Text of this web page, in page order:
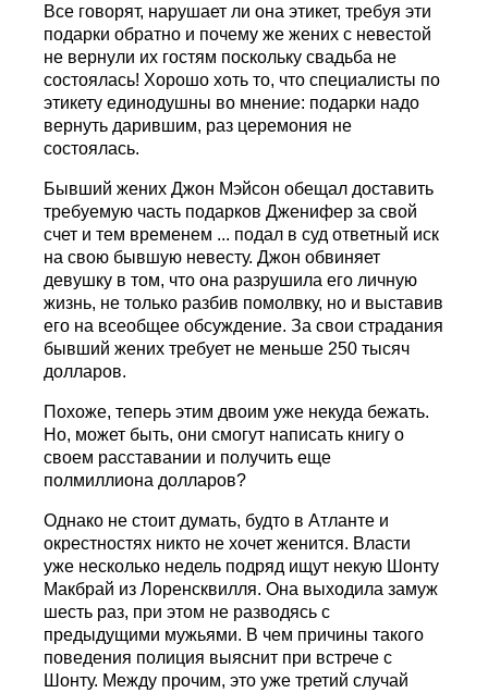
Все говорят, нарушает ли она этикет, требуя эти
подарки обратно и почему же жених с невестой
не вернули их гостям поскольку свадьба не
состоялась! Хорошо хоть то, что специалисты по
этикету единодушны во мнение: подарки надо
вернуть дарившим, раз церемония не
состоялась.
Бывший жених Джон Мэйсон обещал доставить
требуемую часть подарков Дженифер за свой
счет и тем временем ... подал в суд ответный иск
на свою бывшую невесту. Джон обвиняет
девушку в том, что она разрушила его личную
жизнь, не только разбив помолвку, но и выставив
его на всеобщее обсуждение. За свои страдания
бывший жених требует не меньше 250 тысяч
долларов.
Похоже, теперь этим двоим уже некуда бежать.
Но, может быть, они смогут написать книгу о
своем расставании и получить еще
полмиллиона долларов?
Однако не стоит думать, будто в Атланте и
окрестностях никто не хочет женится. Власти
уже несколько недель подряд ищут некую Шонту
Макбрай из Лоренсквилля. Она выходила замуж
шесть раз, при этом не разводясь с
предыдущими мужьями. В чем причины такого
поведения полиция выяснит при встрече с
Шонту. Между прочим, это уже третий случай